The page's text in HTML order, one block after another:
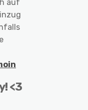
auf
<3